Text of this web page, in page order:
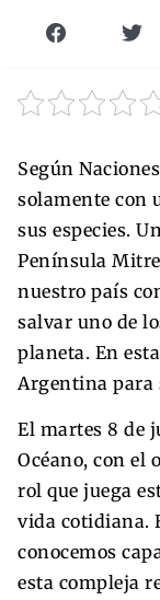
Según
solamente con
sus especies.
Península
nuestro país
salvar uno de
planeta. En
Argentina para
El martes 8 de
Océano, con el
rol que juega
vida cotidiana.
conocemos
esta compleja